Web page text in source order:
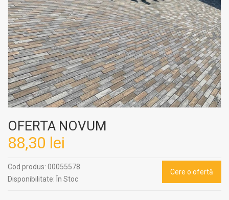
OFERTA NOVUM
88,30 lei
Cere o ofertă
Cod produs: 00055578
Disponibilitate: În Stoc